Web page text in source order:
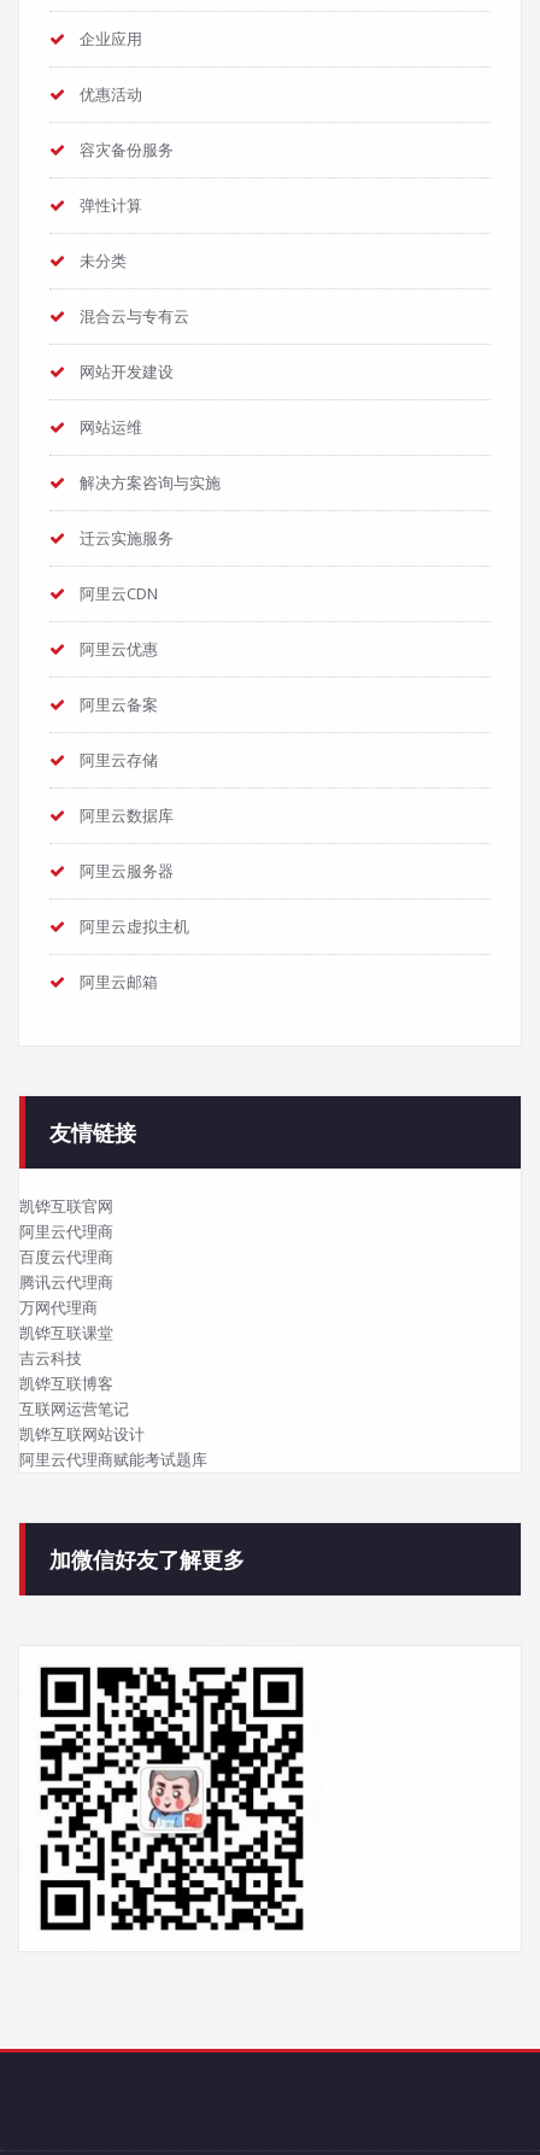
企业应用
优惠活动
容灾备份服务
弹性计算
未分类
混合云与专有云
网站开发建设
网站运维
解决方案咨询与实施
迁云实施服务
阿里云CDN
阿里云优惠
阿里云备案
阿里云存储
阿里云数据库
阿里云服务器
阿里云虚拟主机
阿里云邮箱
友情链接
凯铧互联官网
阿里云代理商
百度云代理商
腾讯云代理商
万网代理商
凯铧互联课堂
吉云科技
凯铧互联博客
互联网运营笔记
凯铧互联网站设计
阿里云代理商赋能考试题库
加微信好友了解更多